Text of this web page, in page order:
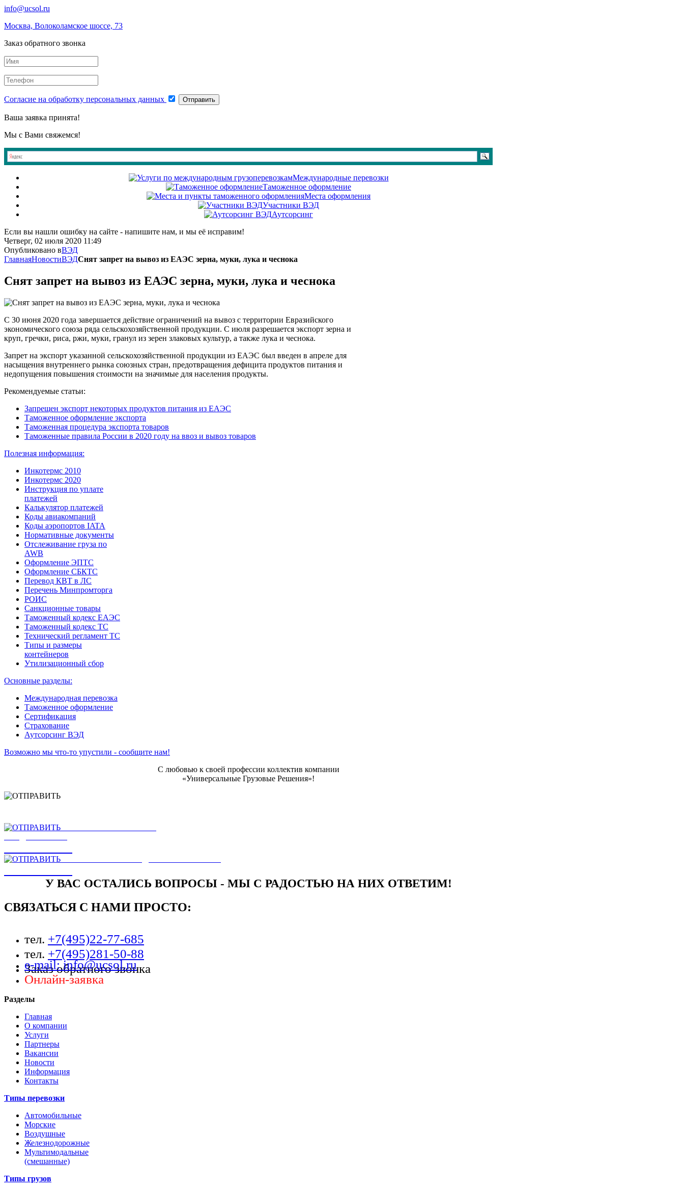
info@ucsol.ru
Москва, Волоколамское шоссе, 73
Заказ обратного звонка
Согласие на обработку персональных данных Отправить
Ваша заявка принята!
Мы с Вами свяжемся!
Международные перевозки
Таможенное оформление
Места оформления
Участники ВЭД
Аутсорсинг
Если вы нашли ошибку на сайте - напишите нам, и мы её исправим!
Четверг, 02 июля 2020 11:49
Опубликовано вВЭД
ГлавнаяНовостиВЭДСнят запрет на вывоз из ЕАЭС зерна, муки, лука и чеснока
Снят запрет на вывоз из ЕАЭС зерна, муки, лука и чеснока
С 30 июня 2020 года завершается действие ограничений на вывоз с территории Евразийского
экономического союза ряда сельскохозяйственной продукции. С июля разрешается экспорт зерна и
круп, гречки, риса, ржи, муки, гранул из зерен злаковых культур, а также лука и чеснока.
Запрет на экспорт указанной сельскохозяйственной продукции из ЕАЭС был введен в апреле для
насыщения внутреннего рынка союзных стран, предотвращения дефицита продуктов питания и
недопущения повышения стоимости на значимые для населения продукты.
Рекомендуемые статьи:
Запрещен экспорт некоторых продуктов питания из ЕАЭС
Таможенное оформление экспорта
Таможенная процедура экспорта товаров
Таможенные правила России в 2020 году на ввоз и вывоз товаров
Полезная информация:
Инкотермс 2010
Инкотермс 2020
Инструкция по уплате
платежей
Калькулятор платежей
Коды авиакомпаний
Коды аэропортов IATA
Нормативные документы
Отслеживание груза по
AWB
Оформление ЭПТС
Оформление СБКТС
Перевод КВТ в ЛС
Перечень Минпромторга
РОИС
Санкционные товары
Таможенный кодекс ЕАЭС
Таможенный кодекс ТС
Технический регламент ТС
Типы и размеры
контейнеров
Утилизационный сбор
Основные разделы:
Международная перевозка
Таможенное оформление
Сертификация
Страхование
Аутсорсинг ВЭД
Возможно мы что-то упустили - сообщите нам!
С любовью к своей профессии коллектив компании
«Универсальные Грузовые Решения»!
У ВАС ОСТАЛИСЬ ВОПРОСЫ - МЫ С РАДОСТЬЮ НА НИХ ОТВЕТИМ!
СВЯЗАТЬСЯ С НАМИ ПРОСТО:
тел. +7(495)22-77-685
тел. +7(495)281-50-88
Заказ обратного звонка
e-mail: info@ucsol.ru
Онлайн-заявка
Разделы
Главная
О компании
Услуги
Партнеры
Вакансии
Новости
Информация
Контакты
Типы перевозки
Автомобильные
Морские
Воздушные
Железнодорожные
Мультимодальные
(смешанные)
Типы грузов